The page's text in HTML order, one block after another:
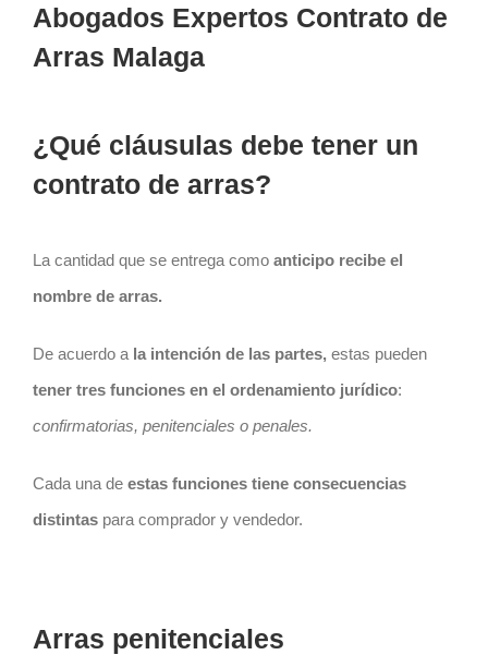
Abogados Expertos Contrato de
Arras Malaga
¿Qué cláusulas debe tener un
contrato de arras?
La cantidad que se entrega comoanticipo recibe el
nombre de arras.
De acuerdo a la intención de las partes,estas pueden
tener tres funciones en el ordenamiento jurídico:
confirmatorias, penitenciales o penales.
Cada una de estas funciones tiene consecuencias
distintas para comprador y vendedor.
Arras penitenciales